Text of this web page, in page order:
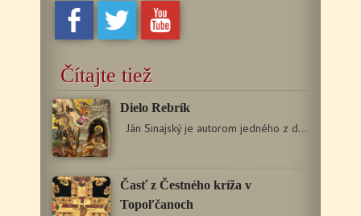
Čítajte tiež
Dielo Rebrík
Ján Sinajský je autorom jedného z diamantov asketickej…
Časť z Čestného kríža v
Topoľčanoch